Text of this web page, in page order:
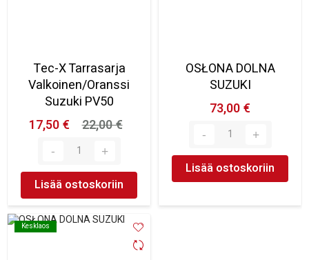
Tec-X Tarrasarja
Valkoinen/Oranssi
Suzuki PV50
17,50 €
22,00 €
Lisää ostoskoriin
OSŁONA DOLNA
SUZUKI
73,00 €
Lisää ostoskoriin
Kesklaos
Kesklaos